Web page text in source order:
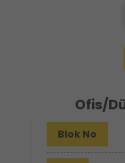
Ofis/
Blok No